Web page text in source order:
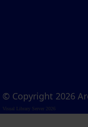
© Copyright 2026
Visual Library Server 2026